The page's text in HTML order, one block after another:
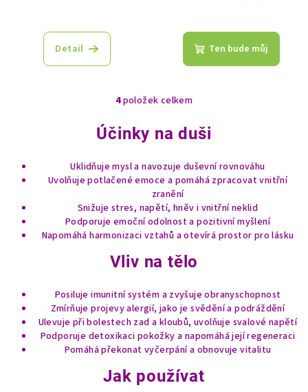
hodnocení
produktu
Detail Ten bude můj
O
l
d
a
c
í
p
v
y
v
ý
p
s
4položek celkem
Účinky na duši
Uklidňuje mysl a navozuje duševní rovnováhu
Uvolňuje potlačené emoce a pomáhá zpracovat vnitřní
zranění
Snižuje stres, napětí, hněv i vnitřní neklid
Podporuje emoční odolnost a pozitivní myšlení
Napomáhá harmonizaci vztahů a otevírá prostor pro lásku
Vliv na tělo
Posiluje imunitní systém a zvyšuje obranyschopnost
Zmírňuje projevy alergií, jako je svědění a podráždění
Ulevuje při bolestech zad a kloubů, uvolňuje svalové napětí
Podporuje detoxikaci pokožky a napomáhá její regeneraci
Pomáhá překonat vyčerpání a obnovuje vitalitu
Jak používat